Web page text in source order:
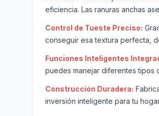
eficiencia. Las ranuras anchas
Control de Tueste Preciso:
conseguir esa textura perfecta,
Funciones Inteligentes
puedes manejar diferentes tipos
Construcción Duradera:
inversión inteligente para tu